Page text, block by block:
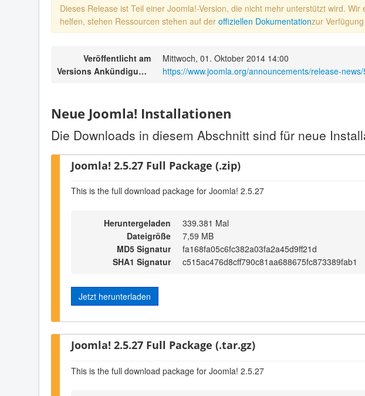
Dieses Release ist Teil einer Joomla!-Version, die nicht mehr unterstützt wird.
helfen, stehen Ressourcen stehen auf der offiziellen Dokumentationzur Verfügung
Veröffentlicht am
Mittwoch, 01. Oktober 2014 14:00
Versions Ankündigungen
https://www.joomla.org/announcements/release-
Neue Joomla! Installationen
Die Downloads in diesem Abschnitt sind für neue
Joomla! 2.5.27 Full Package (.zip)
This is the full download package for Joomla! 2.5.27
Heruntergeladen
339.381 Mal
Dateigröße
7,59 MB
MD5 Signatur
fa168fa05c6fc382a03fa2a45d9ff21d
SHA1 Signatur
c515ac476d8cff790c81aa688675fc873389fab1
Jetzt herunterladen
Joomla! 2.5.27 Full Package (.tar.gz)
This is the full download package for Joomla! 2.5.27